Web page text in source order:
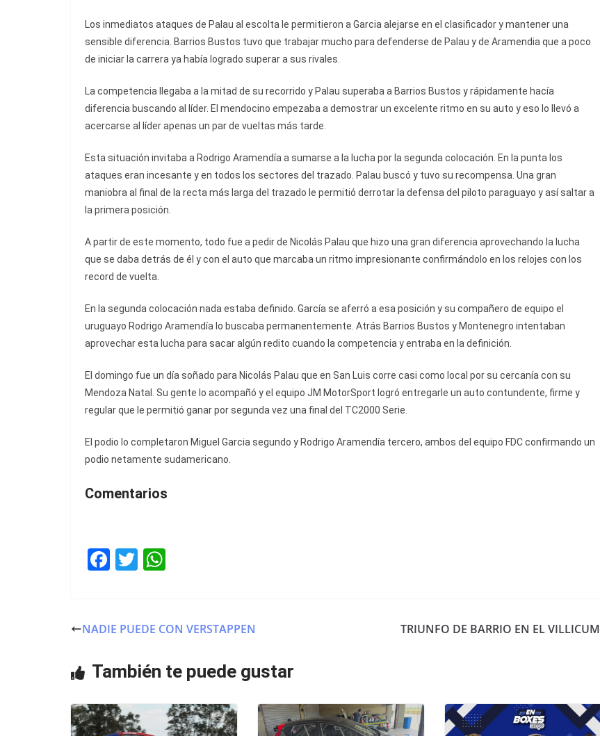
Los inmediatos ataques de Palau al escolta le permitieron a Garcia alejarse en el clasificador y mantener una
sensible diferencia. Barrios Bustos tuvo que trabajar mucho para defenderse de Palau y de Aramendia que a poco
de iniciar la carrera ya había logrado superar a sus rivales.
La competencia llegaba a la mitad de su recorrido y Palau superaba a Barrios Bustos y rápidamente hacía
diferencia buscando al líder. El mendocino empezaba a demostrar un excelente ritmo en su auto y eso lo llevó a
acercarse al líder apenas un par de vueltas más tarde.
Esta situación invitaba a Rodrigo Aramendía a sumarse a la lucha por la segunda colocación. En la punta los
ataques eran incesante y en todos los sectores del trazado. Palau buscó y tuvo su recompensa. Una gran
maniobra al final de la recta más larga del trazado le permitió derrotar la defensa del piloto paraguayo y así saltar a
la primera posición.
A partir de este momento, todo fue a pedir de Nicolás Palau que hizo una gran diferencia aprovechando la lucha
que se daba detrás de él y con el auto que marcaba un ritmo impresionante confirmándolo en los relojes con los
record de vuelta.
En la segunda colocación nada estaba definido. García se aferró a esa posición y su compañero de equipo el
uruguayo Rodrigo Aramendía lo buscaba permanentemente. Atrás Barrios Bustos y Montenegro intentaban
aprovechar esta lucha para sacar algún redito cuando la competencia y entraba en la definición.
El domingo fue un día soñado para Nicolás Palau que en San Luis corre casi como local por su cercanía con su
Mendoza Natal. Su gente lo acompañó y el equipo JM MotorSport logró entregarle un auto contundente, firme y
regular que le permitió ganar por segunda vez una final del TC2000 Serie.
El podio lo completaron Miguel Garcia segundo y Rodrigo Aramendía tercero, ambos del equipo FDC confirmando un
podio netamente sudamericano.
Comentarios
F
e
o
k
T
er s
p
NADIE PUEDE CON VERSTAPPEN TRIUNFO DE BARRIO EN EL VILLICUM
También te puede gustar